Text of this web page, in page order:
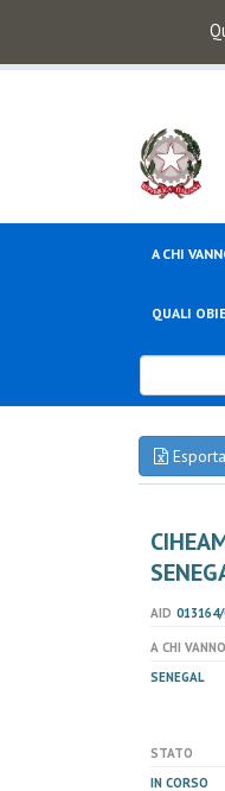
A CHI
QUALI
AID
A CHI
SENEGAL
STATO
IN CORSO